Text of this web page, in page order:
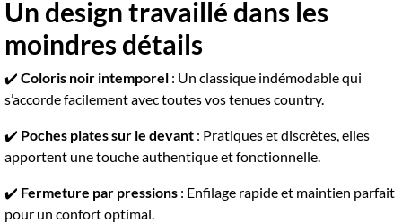
Un design travaillé dans les
moindres détails
✔️ Coloris noir intemporel : Un classique indémodable qui
s’accorde facilement avec toutes vos tenues country.
✔️ Poches plates sur le devant : Pratiques et discrètes, elles
apportent une touche authentique et fonctionnelle.
✔️ Fermeture par pressions : Enfilage rapide et maintien parfait
pour un confort optimal.